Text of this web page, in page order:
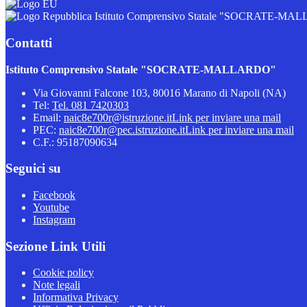
Istituto Comprensivo Statale "SOCRATE-
Contatti
Istituto Comprensivo Statale "SOCRATE-MALLARDO"
Via Giovanni Falcone 103, 80016 Marano di Napoli (NA)
Tel: Tel. 081 7420303
Email: naic8e700r@istruzione.itLink per inviare una mail
PEC: naic8e700r@pec.istruzione.itLink per inviare una mail
C.F.: 95187090634
Seguici su
Facebook
Youtube
Instagram
Sezione Link Utili
Cookie policy
Note legali
Informativa Privacy